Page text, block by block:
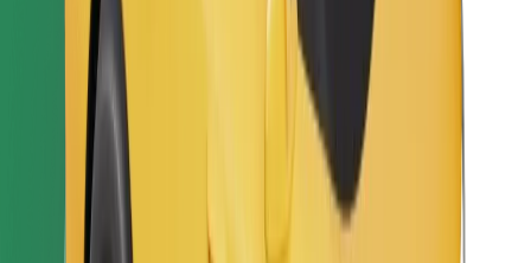
Saugumas
Automobilis atvyks per kelias minutes!
Atsisiųsti programėlę „Bolt“
Raskite savo mėgstamą maistą!
Atsisiųsti programėlę „Bolt Food“